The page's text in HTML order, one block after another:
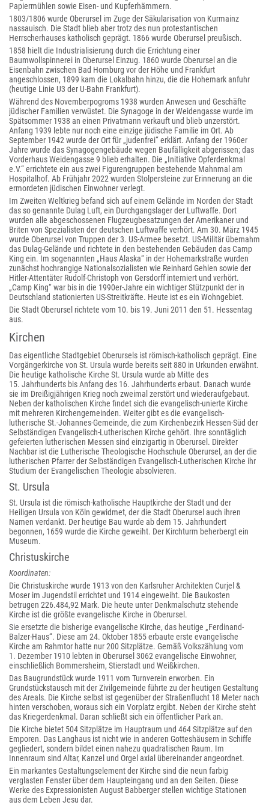
Papiermühlen sowie Eisen- und Kupferhämmern.
1803/1806 wurde Oberursel im Zuge der Säkularisation von Kurmainz
nassauisch. Die Stadt blieb aber trotz des nun protestantischen
Herrscherhauses katholisch geprägt. 1866 wurde Oberursel preußisch.
1858 hielt die Industrialisierung durch die Errichtung einer
Baumwollspinnerei in Oberursel Einzug. 1860 wurde Oberursel an die
Eisenbahn zwischen Bad Homburg vor der Höhe und Frankfurt
angeschlossen, 1899 kam die Lokalbahn hinzu, die die Hohemark anfuhr
(heutige Linie U3 der U-Bahn Frankfurt).
Während des Novemberpogroms 1938 wurden Anwesen und Geschäfte
jüdischer Familien verwüstet. Die Synagoge in der Weidengasse wurde im
Spätsommer 1938 an einen Privatmann verkauft und blieb unzerstört.
Anfang 1939 lebte nur noch eine einzige jüdische Familie im Ort. Ab
September 1942 wurde der Ort für „judenfrei“ erklärt. Anfang der 1960er
Jahre wurde das Synagogengebäude wegen Baufälligkeit abgerissen; das
Vorderhaus Weidengasse 9 blieb erhalten. Die „Initiative Opferdenkmal
e.V.“ errichtete ein aus zwei Figurengruppen bestehende Mahnmal am
Hospitalhof. Ab Frühjahr 2022 wurden Stolpersteine zur Erinnerung an die
ermordeten jüdischen Einwohner verlegt.
Im Zweiten Weltkrieg befand sich auf einem Gelände im Norden der Stadt
das so genannte Dulag Luft, ein Durchgangslager der Luftwaffe. Dort
wurden alle abgeschossenen Flugzeugbesatzungen der Amerikaner und
Briten von Spezialisten der deutschen Luftwaffe verhört. Am 30. März 1945
wurde Oberursel von Truppen der 3. US-Armee besetzt. US-Militär übernahm
das Dulag-Gelände und richtete in den bestehenden Gebäuden das Camp
King ein. Im sogenannten „Haus Alaska“ in der Hohemarkstraße wurden
zunächst hochrangige Nationalsozialisten wie Reinhard Gehlen sowie der
Hitler-Attentäter Rudolf-Christoph von Gersdorff interniert und verhört.
„Camp King“ war bis in die 1990er-Jahre ein wichtiger Stützpunkt der in
Deutschland stationierten US-Streitkräfte. Heute ist es ein Wohngebiet.
Die Stadt Oberursel richtete vom 10. bis 19. Juni 2011 den 51. Hessentag
aus.
Kirchen
Das eigentliche Stadtgebiet Oberursels ist römisch-katholisch geprägt. Eine
Vorgängerkirche von St. Ursula wurde bereits seit 880 in Urkunden erwähnt.
Die heutige katholische Kirche St. Ursula wurde ab Mitte des
15. Jahrhunderts bis Anfang des 16. Jahrhunderts erbaut. Danach wurde
sie im Dreißigjährigen Krieg noch zweimal zerstört und wiederaufgebaut.
Neben der katholischen Kirche findet sich die evangelisch-unierte Kirche
mit mehreren Kirchengemeinden. Weiter gibt es die evangelisch-
lutherische St.-Johannes-Gemeinde, die zum Kirchenbezirk Hessen-Süd der
Selbständigen Evangelisch-Lutherischen Kirche gehört. Ihre sonntäglich
gefeierten lutherischen Messen sind einzigartig in Oberursel. Direkter
Nachbar ist die Lutherische Theologische Hochschule Oberursel, an der die
lutherischen Pfarrer der Selbständigen Evangelisch-Lutherischen Kirche ihr
Studium der Evangelischen Theologie absolvieren.
St. Ursula
St. Ursula ist die römisch-katholische Hauptkirche der Stadt und der
Heiligen Ursula von Köln gewidmet, der die Stadt Oberursel auch ihren
Namen verdankt. Der heutige Bau wurde ab dem 15. Jahrhundert
begonnen, 1659 wurde die Kirche geweiht. Der Kirchturm beherbergt ein
Museum.
Christuskirche
Koordinaten:
Die Christuskirche wurde 1913 von den Karlsruher Architekten Curjel &
Moser im Jugendstil errichtet und 1914 eingeweiht. Die Baukosten
betrugen 226.484,92 Mark. Die heute unter Denkmalschutz stehende
Kirche ist die größte evangelische Kirche in Oberursel.
Sie ersetzte die bisherige evangelische Kirche, das heutige „Ferdinand-
Balzer-Haus“. Diese am 24. Oktober 1855 erbaute erste evangelische
Kirche am Rahmtor hatte nur 200 Sitzplätze. Gemäß Volkszählung vom
1. Dezember 1910 lebten in Oberursel 3062 evangelische Einwohner,
einschließlich Bommersheim, Stierstadt und Weißkirchen.
Das Baugrundstück wurde 1911 vom Turnverein erworben. Ein
Grundstückstausch mit der Zivilgemeinde führte zu der heutigen Gestaltung
des Areals. Die Kirche selbst ist gegenüber der Straßenflucht 18 Meter nach
hinten verschoben, woraus sich ein Vorplatz ergibt. Neben der Kirche steht
das Kriegerdenkmal. Daran schließt sich ein öffentlicher Park an.
Die Kirche bietet 504 Sitzplätze im Hauptraum und 464 Sitzplätze auf den
Emporen. Das Langhaus ist nicht wie in anderen Gotteshäusern in Schiffe
gegliedert, sondern bildet einen nahezu quadratischen Raum. Im
Innenraum sind Altar, Kanzel und Orgel axial übereinander angeordnet.
Ein markantes Gestaltungselement der Kirche sind die neun farbig
verglasten Fenster über dem Haupteingang und an den Seiten. Diese
Werke des Expressionisten August Babberger stellen wichtige Stationen
aus dem Leben Jesu dar.